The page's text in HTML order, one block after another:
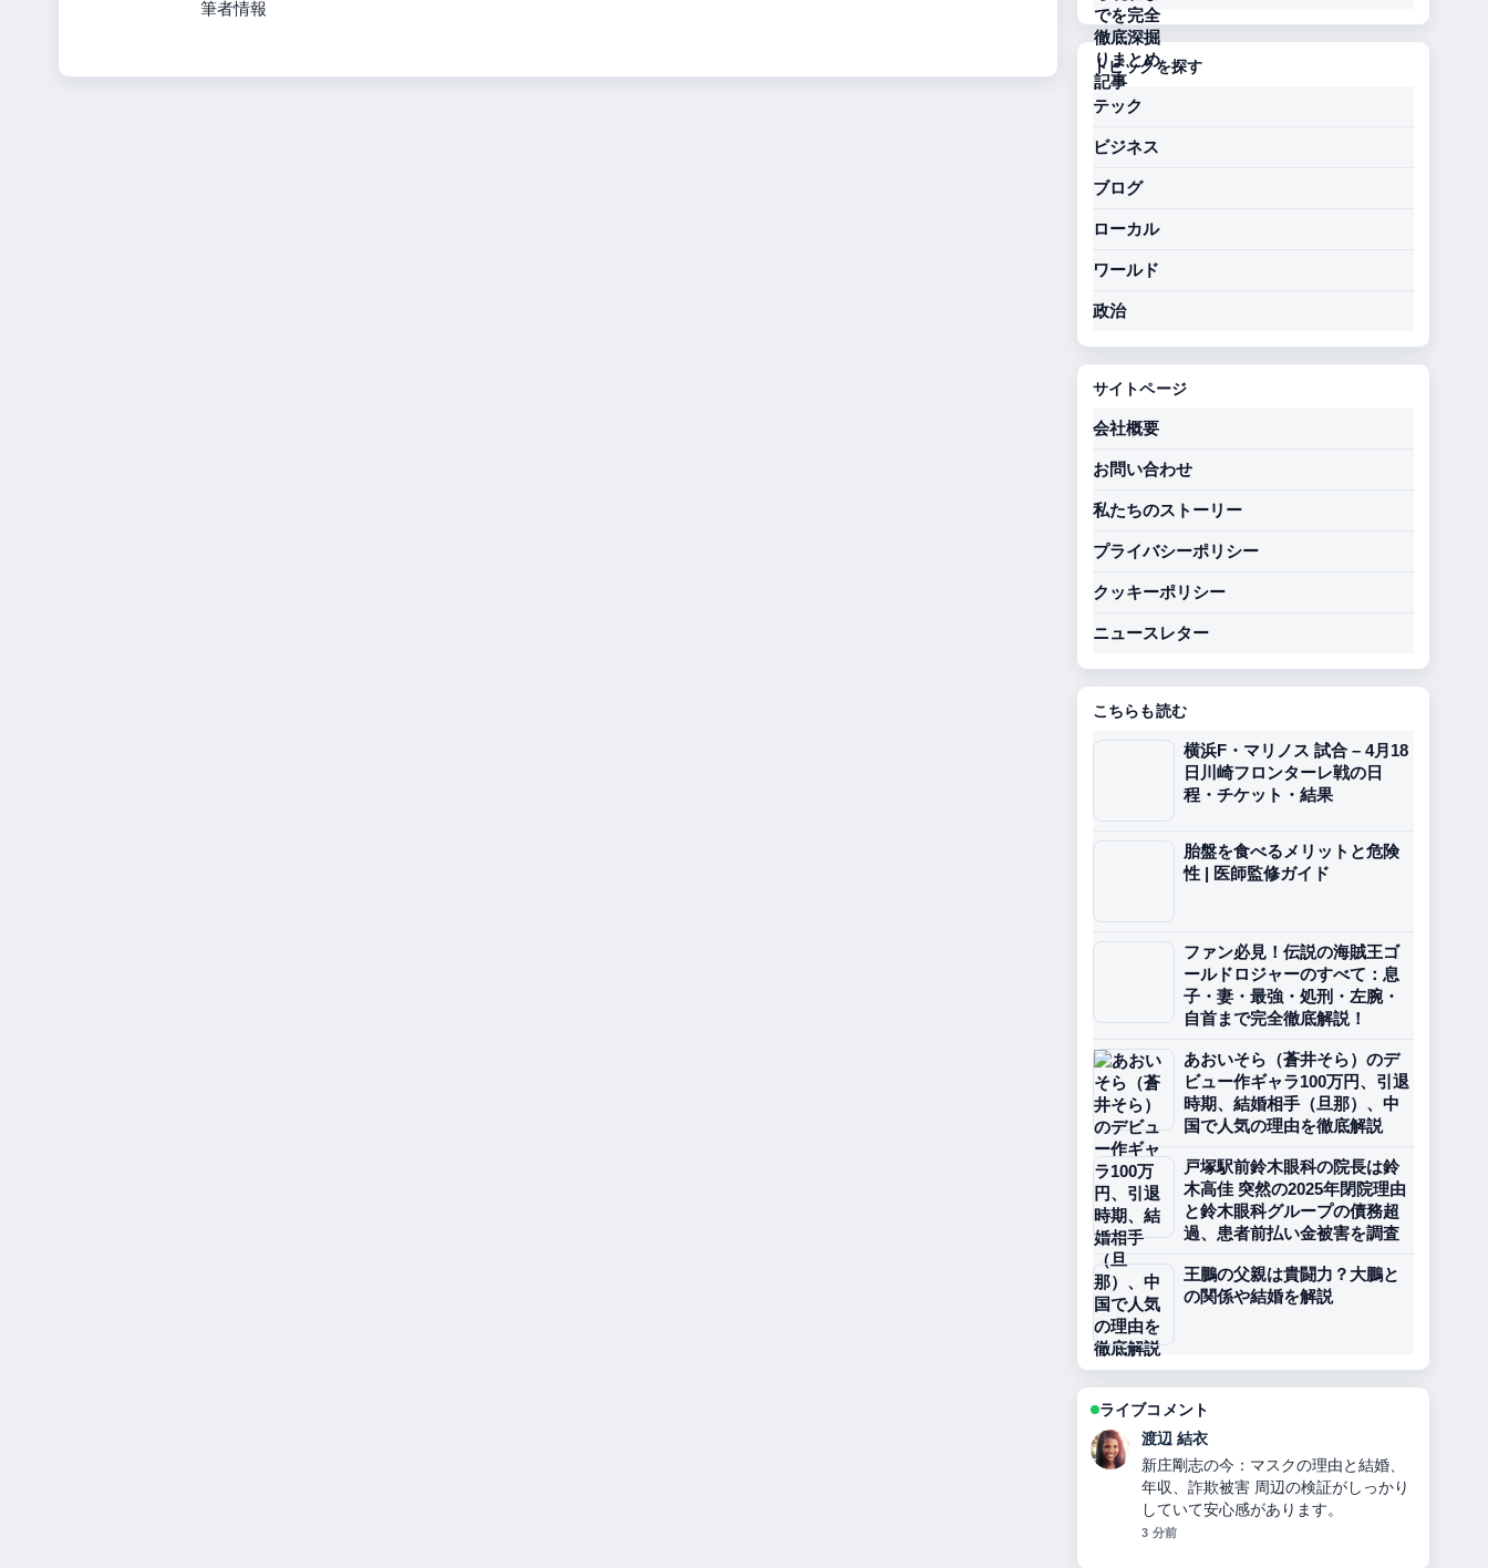
筆者情報
トピックを探す
テック
ビジネス
ブログ
ローカル
ワールド
政治
サイトページ
会社概要
お問い合わせ
私たちのストーリー
プライバシーポリシー
クッキーポリシー
ニュースレター
こちらも読む
横浜F・マリノス 試合 – 4月18
日川崎フロンターレ戦の日
程・チケット・結果
胎盤を食べるメリットと危険
性 | 医師監修ガイド
ファン必見！伝説の海賊王ゴ
ールドロジャーのすべて：息
子・妻・最強・処刑・左腕・
自首まで完全徹底解説！
あおいそら（蒼井そら）のデ
ビュー作ギャラ100万円、引退
時期、結婚相手（旦那）、中
国で人気の理由を徹底解説
戸塚駅前鈴木眼科の院長は鈴
木高佳 突然の2025年閉院理由
と鈴木眼科グループの債務超
過、患者前払い金被害を調査
王鵬の父親は貴闘力？大鵬と
の関係や結婚を解説
ライブコメント
小林 大智
指原莉乃プロデュース「イコールラブ
（＝LOVE）」10人組声優アイドルの
メンバー・人気理由を徹底解説 の整理
がとても分かりやすいです。今日の中